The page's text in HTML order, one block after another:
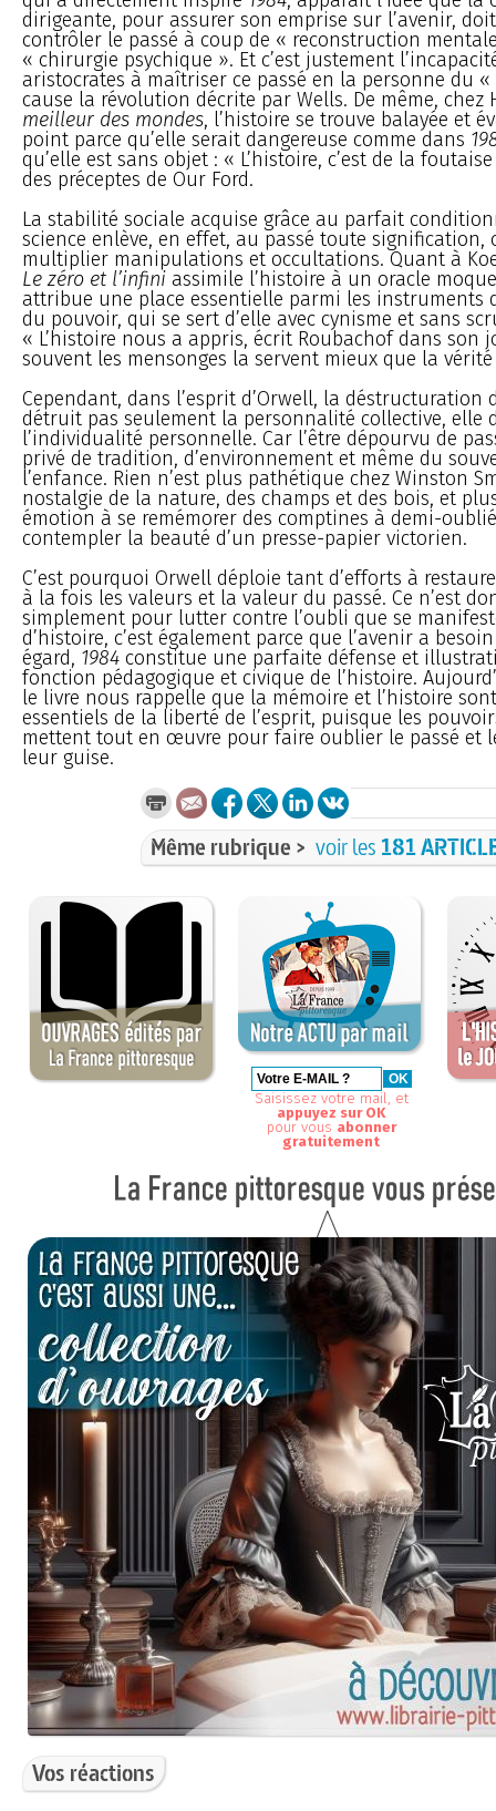
dirigeante, pour assurer son emprise sur l’avenir,
contrôler le passé à coup de « reconstruction
« chirurgie psychique ». Et c’est justement
aristocrates à maîtriser ce passé en la personne du
cause la révolution décrite par Wells. De même, chez
meilleur des mondes, l’histoire se trouve balayée et
point parce qu’elle serait dangereuse comme dans
qu’elle est sans objet : « L’histoire, c’est de la
des préceptes de Our Ford.
La stabilité sociale acquise grâce au parfait
science enlève, en effet, au passé toute signification,
multiplier manipulations et occultations. Quant à
Le zéro et l’infini assimile l’histoire à un oracle
attribue une place essentielle parmi les instruments
du pouvoir, qui se sert d’elle avec cynisme et sans
« L’histoire nous a appris, écrit Roubachof dans son
souvent les mensonges la servent mieux que la
Cependant, dans l’esprit d’Orwell, la déstructuration
détruit pas seulement la personnalité collective, elle
l’individualité personnelle. Car l’être dépourvu de
privé de tradition, d’environnement et même du
l’enfance. Rien n’est plus pathétique chez Winston
nostalgie de la nature, des champs et des bois, et
émotion à se remémorer des comptines à demi-
contempler la beauté d’un presse-papier victorien.
C’est pourquoi Orwell déploie tant d’efforts à
à la fois les valeurs et la valeur du passé. Ce n’est
simplement pour lutter contre l’oubli que se
d’histoire, c’est également parce que l’avenir a
égard, 1984 constitue une parfaite défense et
fonction pédagogique et civique de l’histoire.
le livre nous rappelle que la mémoire et l’histoire
essentiels de la liberté de l’esprit, puisque les
mettent tout en œuvre pour faire oublier le passé et
leur guise.
Même rubrique > voir les 181
Saisissez votre mail, et
appuyez sur OK
pour vous abonner
gratuitement
Vos réactions